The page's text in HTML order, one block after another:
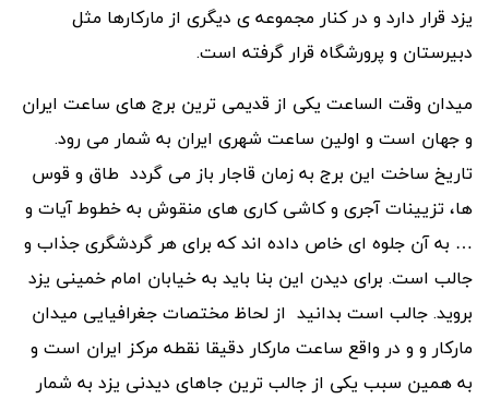
یزد قرار دارد و در کنار مجموعه ی دیگری از مارکارها مثل
دبیرستان و پرورشگاه قرار گرفته است.
میدان وقت الساعت یکی از قدیمی ترین برج های ساعت ایران
و جهان است و اولین ساعت شهری ایران به شمار می رود.
تاریخ ساخت این برج به زمان قاجار باز می گردد طاق و قوس
ها، تزیینات آجری و کاشی کاری های منقوش به خطوط آیات و
… به آن جلوه ای خاص داده اند که برای هر گردشگری جذاب و
جالب است. برای دیدن این بنا باید به خیابان امام خمینی یزد
بروید. جالب است بدانید از لحاظ مختصات جغرافیایی میدان
مارکار و و در واقع ساعت مارکار دقیقا نقطه مرکز ایران است و
به همین سبب یکی از جالب ترین جاهای دیدنی یزد به شمار